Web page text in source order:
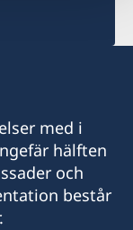
med i
hälften
och
består